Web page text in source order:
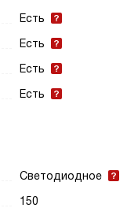
Есть
Есть
Есть
Есть
Светодиодное
150